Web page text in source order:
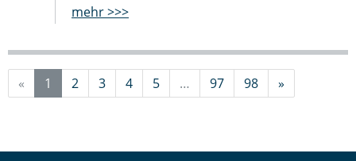
mehr >>>
« 1 2 3 4 5 … 97 98 »